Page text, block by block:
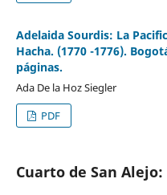
Adelaida Sourdis: La
Hacha. (1770 -1776).
páginas.
Ada De la Hoz Siegler
PDF
Cuarto de San